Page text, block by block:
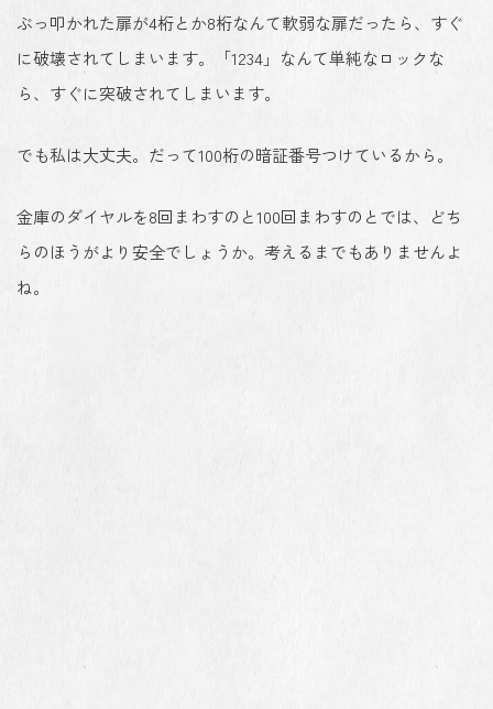
ぶっ叩かれた扉が4桁とか8桁なんて軟弱な扉だったら、すぐ
に破壊されてしまいます。「1234」なんて単純なロックな
ら、すぐに突破されてしまいます。
でも私は大丈夫。だって100桁の暗証番号つけているから。
金庫のダイヤルを8回まわすのと100回まわすのとでは、どち
らのほうがより安全でしょうか。考えるまでもありませんよ
ね。